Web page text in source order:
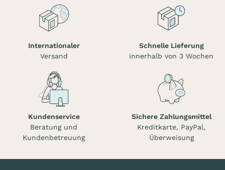
Internationaler
Versand
Schnelle Lieferung
innerhalb von 3 Wochen
Kundenservice
Beratung und
Kundenbetreuung
Sichere Zahlungsmittel
Kreditkarte, PayPal,
Überweisung